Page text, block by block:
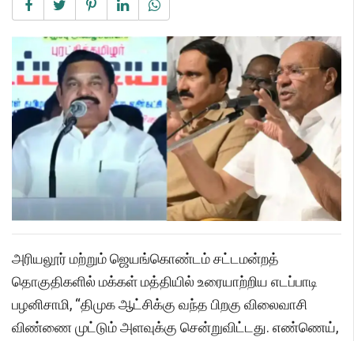
அரியலூர் மற்றும் ஜெயங்கொண்டம் சட்டமன்றத்
தொகுதிகளில் மக்கள் மத்தியில் உரையாற்றிய எடப்பாடி
பழனிசாமி, “திமுக ஆட்சிக்கு வந்த பிறகு விலைவாசி
விண்ணை முட்டும் அளவுக்கு சென்றுவிட்டது. எண்ணெய்,